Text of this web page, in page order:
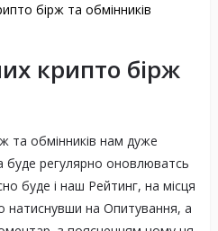
бірж та обмінників
крипто бірж
та обмінників нам дуже
буде регулярно оновлюватсь
буде і наш Рейтинг, на місця
натиснувши на Опитування, а